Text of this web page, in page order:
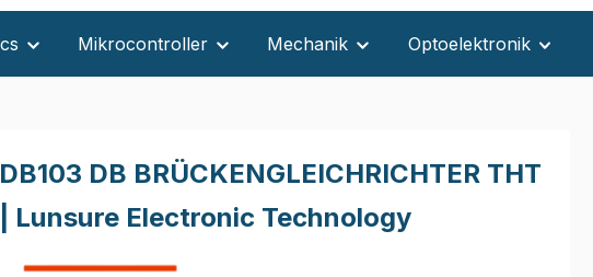
Mikrocontroller Mechanik Optoelektronik
DB103 DB BRÜCKENGLEICHRICHTER THT
| Lunsure Electronic Technology